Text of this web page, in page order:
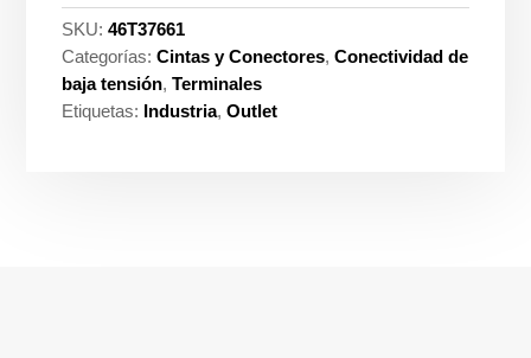
SKU:46T37661
Categorías:Cintas y Conectores,Conectividad de
baja tensión,Terminales
Etiquetas: Industria,Outlet